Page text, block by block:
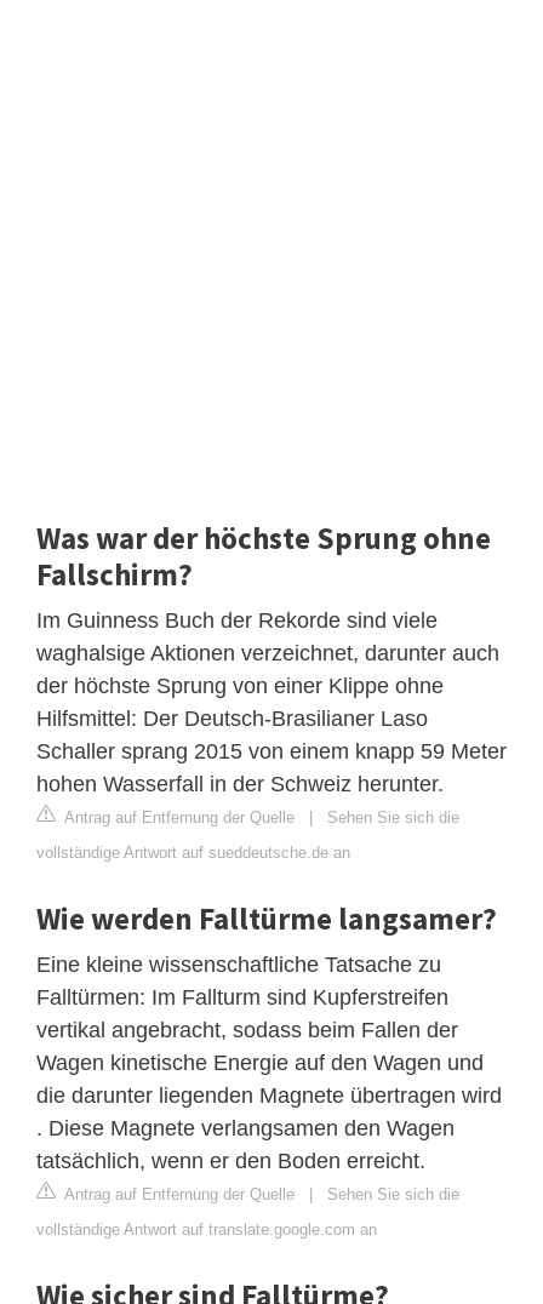
Was war der höchste Sprung ohne
Fallschirm?
Im Guinness Buch der Rekorde sind viele
waghalsige Aktionen verzeichnet, darunter auch
der höchste Sprung von einer Klippe ohne
Hilfsmittel: Der Deutsch-Brasilianer Laso
Schaller sprang 2015 von einem knapp 59 Meter
hohen Wasserfall in der Schweiz herunter.
Antrag auf Entfernung der Quelle | Sehen Sie sich die
vollständige Antwort auf sueddeutsche.de an
Wie werden Falltürme langsamer?
Eine kleine wissenschaftliche Tatsache zu
Falltürmen: Im Fallturm sind Kupferstreifen
vertikal angebracht, sodass beim Fallen der
Wagen kinetische Energie auf den Wagen und
die darunter liegenden Magnete übertragen wird
. Diese Magnete verlangsamen den Wagen
tatsächlich, wenn er den Boden erreicht.
Antrag auf Entfernung der Quelle | Sehen Sie sich die
vollständige Antwort auf translate.google.com an
Wie sicher sind Falltürme?